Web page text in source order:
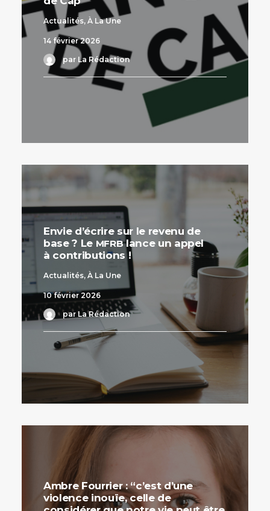
Actualités, À La Une
14 février 2026
par La Rédaction
Envie d’écrire sur le revenu de
base ? Le MFRBlance un appel
à contributions !
Actualités, À La Une
10 février 2026
par La Rédaction
Ambre Fourrier : “c’est d’une
violence inouïe, celle de